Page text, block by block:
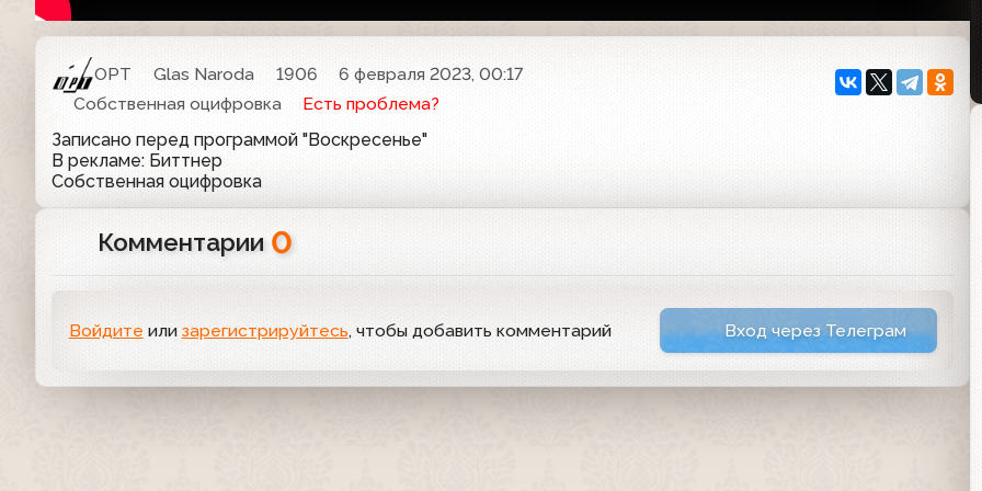
ОРТ Glas Naroda 1906
6 февраля 2023, 00:17
Собственная оцифровка
Есть проблема?
Записано перед программой "Воскресенье"
В рекламе: Биттнер
Собственная оцифровка
Комментарии 0
Войдите или зарегистрируйтесь, чтобы добавить комментарий Вход через Телеграм